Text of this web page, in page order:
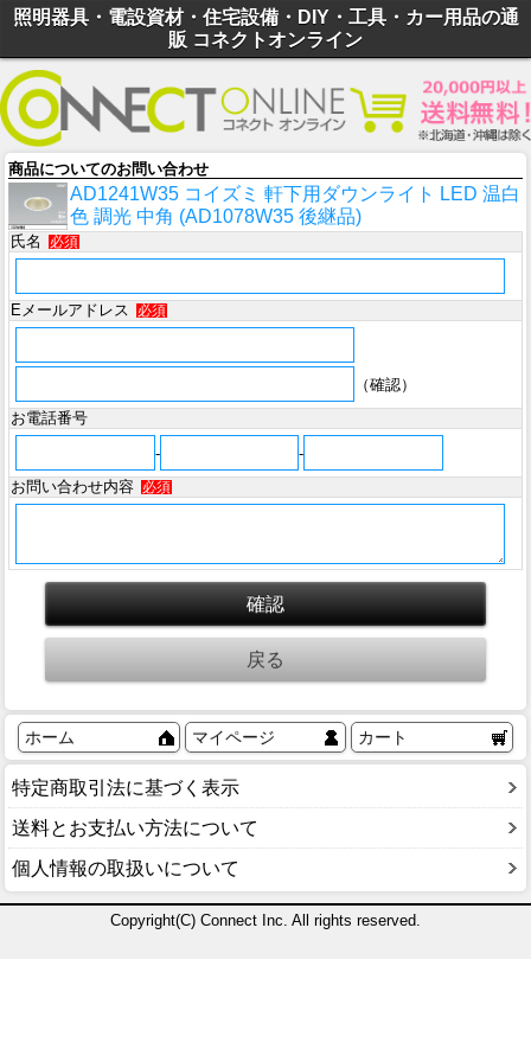
照明器具・電設資材・住宅設備・DIY・工具・カー用品の通
販 コネクトオンライン
商品についてのお問い合わせ
AD1241W35 コイズミ 軒下用ダウンライト LED 温白
色 調光 中角 (AD1078W35 後継品)
氏名 必須
Eメールアドレス 必須
（確認）
お電話番号
-
-
お問い合わせ内容
必須
ホーム マイページ カート
特定商取引法に基づく表示
送料とお支払い方法について
個人情報の取扱いについて
Copyright(C) Connect Inc. All rights reserved.